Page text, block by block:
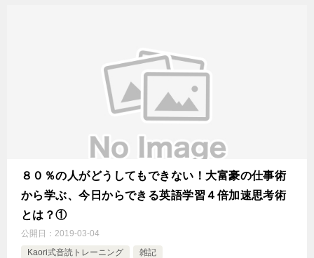
８０％の人がどうしてもできない！大富豪の仕事術
から学ぶ、今日からできる英語学習４倍加速思考術
とは？①
公開日： 2019-03-04
Kaori式音読トレーニング
雑記